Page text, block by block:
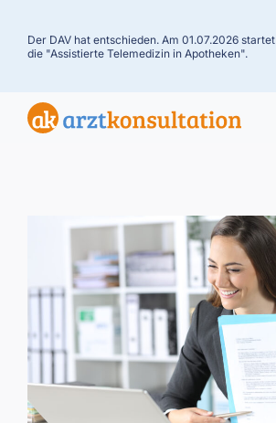
Der DAV hat entschieden. Am 01.07.2026 startet
die "Assistierte Telemedizin in Apotheken".